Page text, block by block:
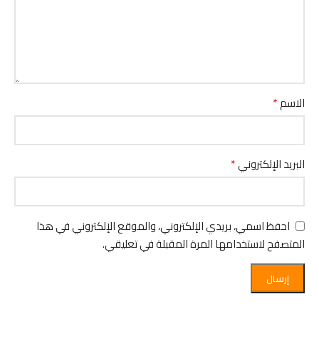
الاسم*
البريد الإلكتروني*
احفظ اسمي، بريدي الإلكتروني، والموقع الإلكتروني في هذا
المتصفح لاستخدامها المرة المقبلة في تعليقي.